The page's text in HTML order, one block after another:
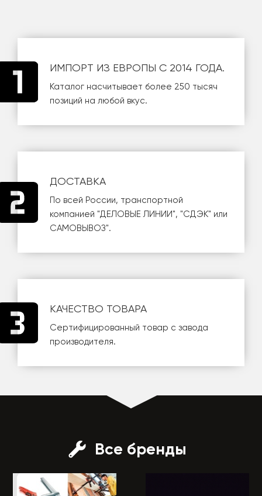
ИМПОРТ ИЗ ЕВРОПЫ С 2014 ГОДА.
Каталог насчитывает более 250 тысяч
позиций на любой вкус.
ДОСТАВКА
По всей России, транспортной
компанией "ДЕЛОВЫЕ ЛИНИИ", "СДЭК" или
САМОВЫВОЗ".
КАЧЕСТВО ТОВАРА
Сертифицированный товар с завода
производителя.
Все бренды